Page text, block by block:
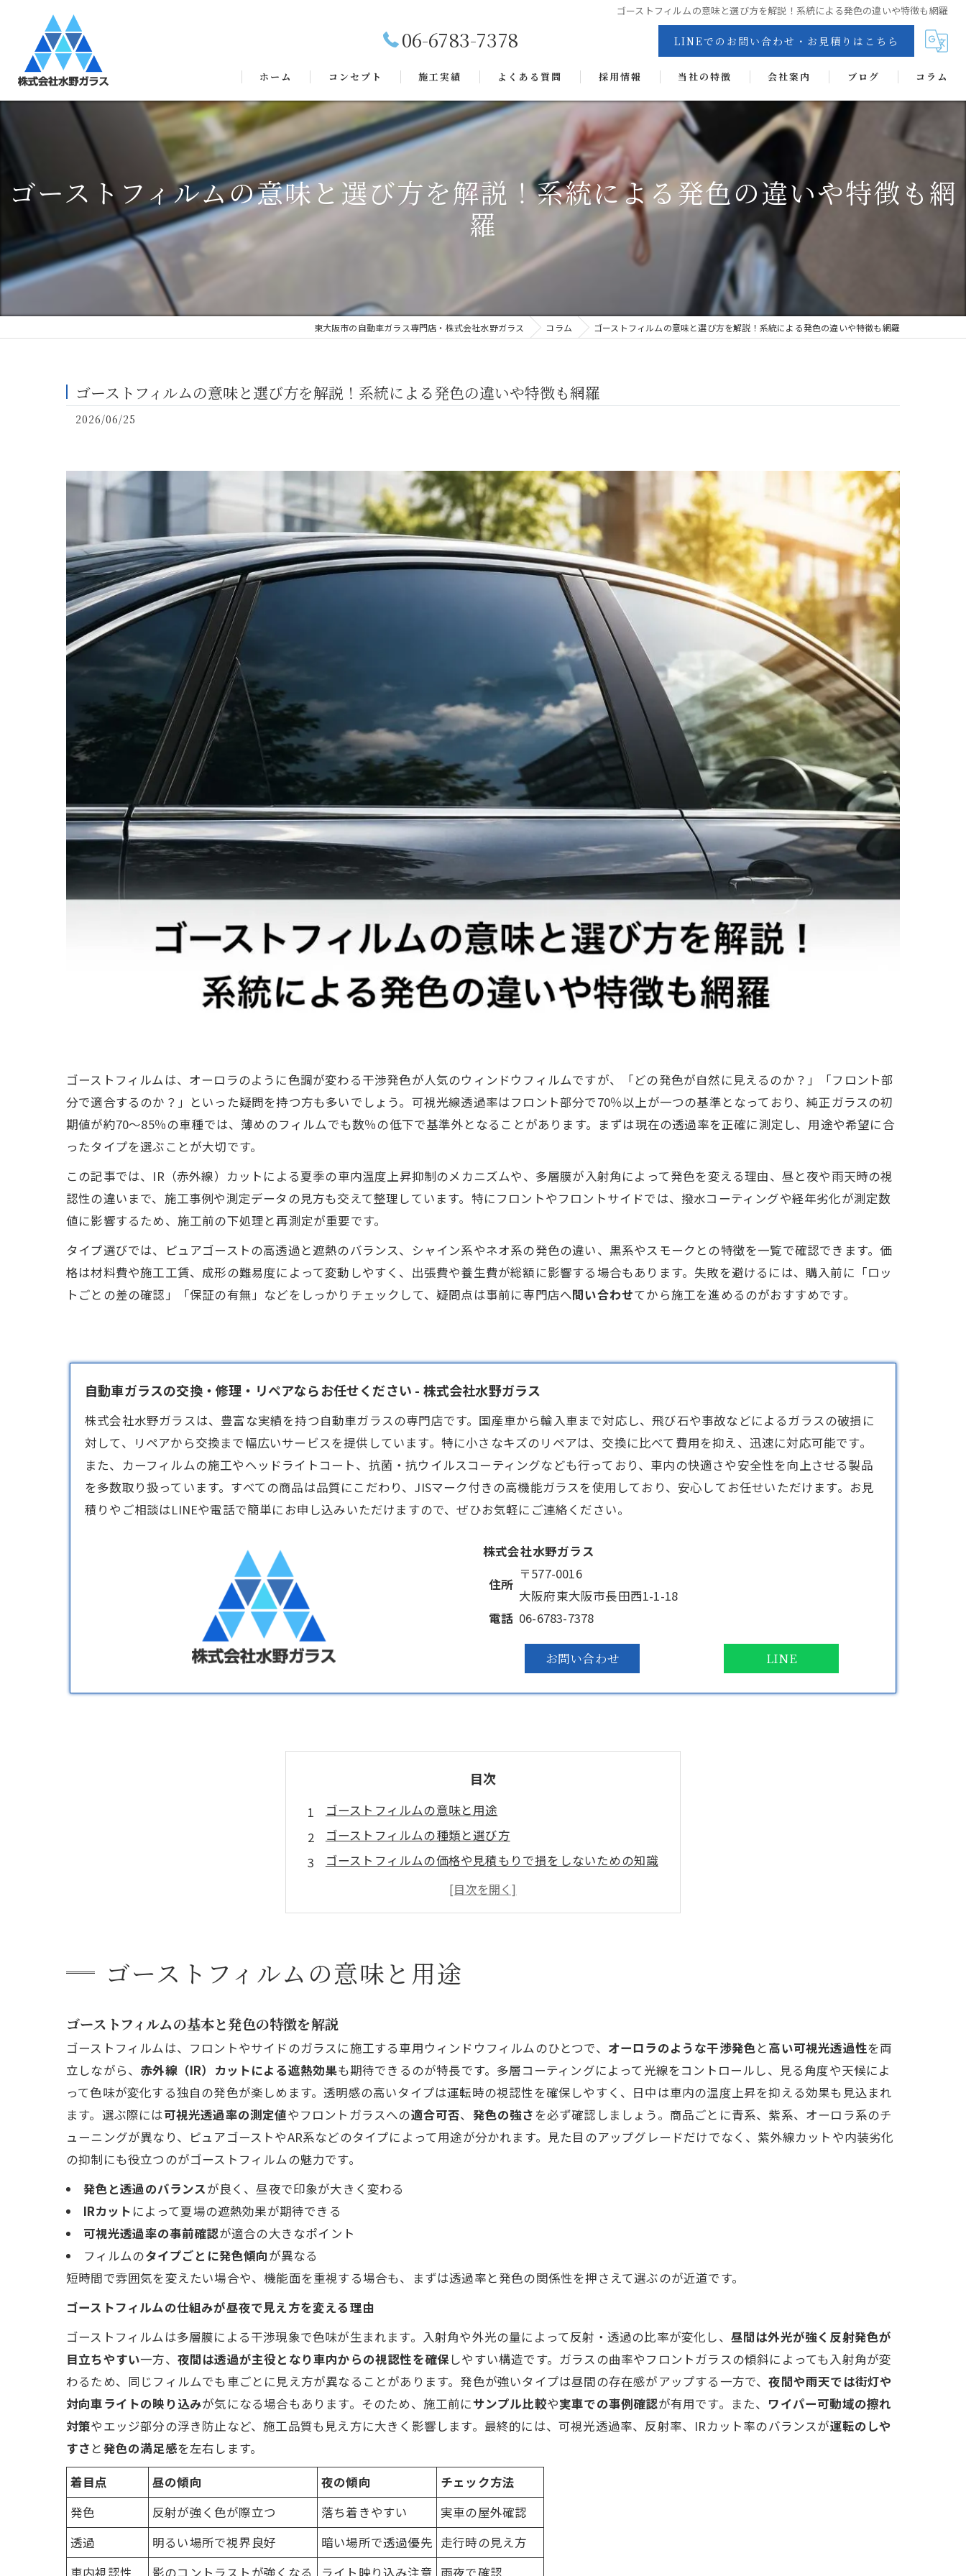
ゴーストフィルムの意味と選び方を解説！系統による発色の違いや特徴も網羅
06-6783-7378 LINEでのお問い合わせ・お見積りはこちら
ホーム コンセプト 施工実績 よくある質問 採用情報 当社の特徴
交換
カーフィルム
抗菌・抗ウイルス・消臭・防カビコーティング
ヘッドライトコート
ディンプルアート
会社案内 ブログ コラム
ゴーストフィルムの意味と選び方を解説！系統による発色の違いや特徴も網
羅
東大阪市の自動車ガラス専門店・株式会社水野ガラス コラム ゴーストフィルムの意味と選び方を解説！系統による発色の違いや特徴も網羅
ゴーストフィルムの意味と選び方を解説！系統による発色の違いや特徴も網羅
2026/06/25
ゴーストフィルムは、オーロラのように色調が変わる干渉発色が人気のウィンドウフィルムですが、「どの発色が自然に見えるのか？」「フロント部
分で適合するのか？」といった疑問を持つ方も多いでしょう。可視光線透過率はフロント部分で70％以上が一つの基準となっており、純正ガラスの初
期値が約70〜85％の車種では、薄めのフィルムでも数％の低下で基準外となることがあります。まずは現在の透過率を正確に測定し、用途や希望に合
ったタイプを選ぶことが大切です。
この記事では、IR（赤外線）カットによる夏季の車内温度上昇抑制のメカニズムや、多層膜が入射角によって発色を変える理由、昼と夜や雨天時の視
認性の違いまで、施工事例や測定データの見方も交えて整理しています。特にフロントやフロントサイドでは、撥水コーティングや経年劣化が測定数
値に影響するため、施工前の下処理と再測定が重要です。
タイプ選びでは、ピュアゴーストの高透過と遮熱のバランス、シャイン系やネオ系の発色の違い、黒系やスモークとの特徴を一覧で確認できます。価
格は材料費や施工工賃、成形の難易度によって変動しやすく、出張費や養生費が総額に影響する場合もあります。失敗を避けるには、購入前に「ロッ
トごとの差の確認」「保証の有無」などをしっかりチェックして、疑問点は事前に専門店へ問い合わせてから施工を進めるのがおすすめです。
自動車ガラスの交換・修理・リペアならお任せください - 株式会社水野ガラス
株式会社水野ガラスは、豊富な実績を持つ自動車ガラスの専門店です。国産車から輸入車まで対応し、飛び石や事故などによるガラスの破損に
対して、リペアから交換まで幅広いサービスを提供しています。特に小さなキズのリペアは、交換に比べて費用を抑え、迅速に対応可能です。
また、カーフィルムの施工やヘッドライトコート、抗菌・抗ウイルスコーティングなども行っており、車内の快適さや安全性を向上させる製品
を多数取り扱っています。すべての商品は品質にこだわり、JISマーク付きの高機能ガラスを使用しており、安心してお任せいただけます。お見
積りやご相談はLINEや電話で簡単にお申し込みいただけますので、ぜひお気軽にご連絡ください。
株式会社水野ガラス
住所
〒577-0016
大阪府東大阪市長田西1-1-18
電話 06-6783-7378
お問い合わせ LINE
目次
ゴーストフィルムの意味と用途
ゴーストフィルムの種類と選び方
ゴーストフィルムの価格や見積もりで損をしないための知識
ゴーストフィルムの意味と用途
ゴーストフィルムの基本と発色の特徴を解説
ゴーストフィルムは、フロントやサイドのガラスに施工する車用ウィンドウフィルムのひとつで、 オーロラのような干渉発色と高い可視光透過性を両
立しながら、 赤外線（IR）カットによる遮熱効果も期待できるのが特長です。多層コーティングによって光線をコントロールし、見る角度や天候によ
って色味が変化する独自の発色が楽しめます。透明感の高いタイプは運転時の視認性を確保しやすく、日中は車内の温度上昇を抑える効果も見込まれ
ます。選ぶ際には可視光透過率の測定値やフロントガラスへの適合可否、 発色の強さを必ず確認しましょう。商品ごとに青系、紫系、オーロラ系のチ
ューニングが異なり、ピュアゴーストやAR系などのタイプによって用途が分かれます。見た目のアップグレードだけでなく、紫外線カットや内装劣化
の抑制にも役立つのがゴーストフィルムの魅力です。
発色と透過のバランスが良く、昼夜で印象が大きく変わる
IRカット によって夏場の遮熱効果が期待できる
可視光透過率の事前確認が適合の大きなポイント
フィルムのタイプごとに発色傾向が異なる
短時間で雰囲気を変えたい場合や、機能面を重視する場合も、まずは透過率と発色の関係性を押さえて選ぶのが近道です。
ゴーストフィルムの仕組みが昼夜で見え方を変える理由
ゴーストフィルムは多層膜による干渉現象で色味が生まれます。入射角や外光の量によって反射・透過の比率が変化し、 昼間は外光が強く反射発色が
目立ちやすい一方、 夜間は透過が主役となり車内からの視認性を確保 しやすい構造です。ガラスの曲率やフロントガラスの傾斜によっても入射角が変
わるため、同じフィルムでも車ごとに見え方が異なることがあります。発色が強いタイプは昼間の存在感がアップする一方で、夜間や雨天では街灯や
対向車ライトの映り込みが気になる場合もあります。そのため、施工前にサンプル比較や実車での事例確認が有用です。また、 ワイパー可動域の擦れ
対策やエッジ部分の浮き防止など、施工品質も見え方に大きく影響します。最終的には、可視光透過率、反射率、IRカット率のバランスが運転のしや
すさ と発色の満足感を左右します。
着目点
昼の傾向 夜の傾向
チェック方法
発色
反射が強く色が際立つ 落ち着きやすい
実車の屋外確認
透過
明るい場所で視界良好 暗い場所で透過優先 走行時の見え方